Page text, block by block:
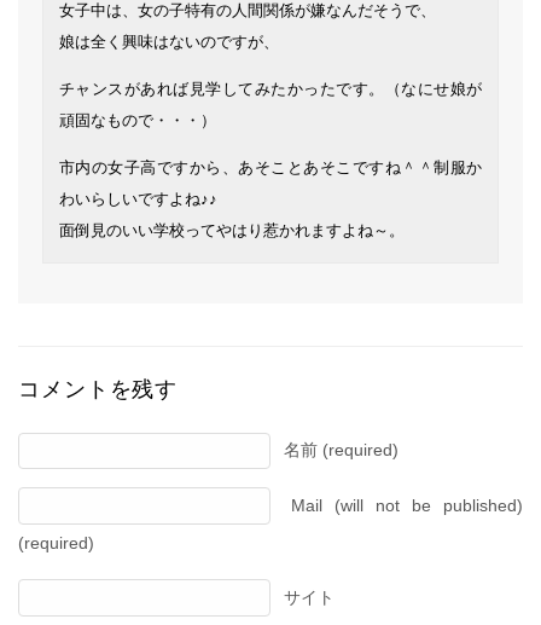
女子中は、女の子特有の人間関係が嫌なんだそうで、
娘は全く興味はないのですが、
チャンスがあれば見学してみたかったです。（なにせ娘が
頑固なもので・・・）
市内の女子高ですから、あそことあそこですね＾＾制服か
わいらしいですよね♪♪
面倒見のいい学校ってやはり惹かれますよね～。
コメントを残す
名前 (required)
Mail (will not be published)
(required)
サイト